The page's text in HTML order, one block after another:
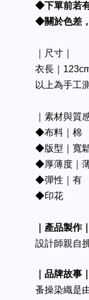
◆下單前若
◆關於色差
｜尺寸｜
衣長｜
以上為手工
｜素材與質
◆布料｜棉
◆版型｜寬
◆厚薄度｜
◆彈性｜有
◆印花
｜產品製作｜
設計師親自
｜品牌故事｜
蚤操染織是